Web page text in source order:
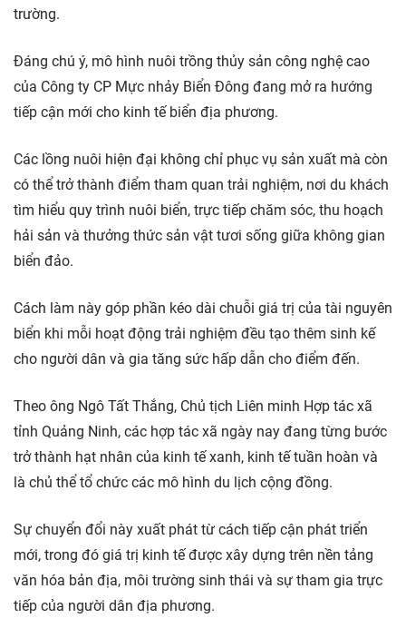
trường.
Đáng chú ý, mô hình nuôi trồng thủy sản công nghệ cao
của Công ty CP Mực nhảy Biển Đông đang mở ra hướng
tiếp cận mới cho kinh tế biển địa phương.
Các lồng nuôi hiện đại không chỉ phục vụ sản xuất mà còn
có thể trở thành điểm tham quan trải nghiệm, nơi du khách
tìm hiểu quy trình nuôi biển, trực tiếp chăm sóc, thu hoạch
hải sản và thưởng thức sản vật tươi sống giữa không gian
biển đảo.
Cách làm này góp phần kéo dài chuỗi giá trị của tài nguyên
biển khi mỗi hoạt động trải nghiệm đều tạo thêm sinh kế
cho người dân và gia tăng sức hấp dẫn cho điểm đến.
Theo ông Ngô Tất Thắng, Chủ tịch Liên minh Hợp tác xã
tỉnh Quảng Ninh, các hợp tác xã ngày nay đang từng bước
trở thành hạt nhân của kinh tế xanh, kinh tế tuần hoàn và
là chủ thể tổ chức các mô hình du lịch cộng đồng.
Sự chuyển đổi này xuất phát từ cách tiếp cận phát triển
mới, trong đó giá trị kinh tế được xây dựng trên nền tảng
văn hóa bản địa, môi trường sinh thái và sự tham gia trực
tiếp của người dân địa phương.